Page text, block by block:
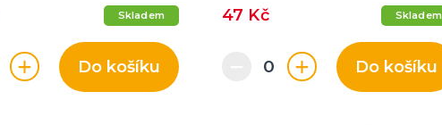
Skladem
Do košíku
47 Kč Skladem
Do košíku